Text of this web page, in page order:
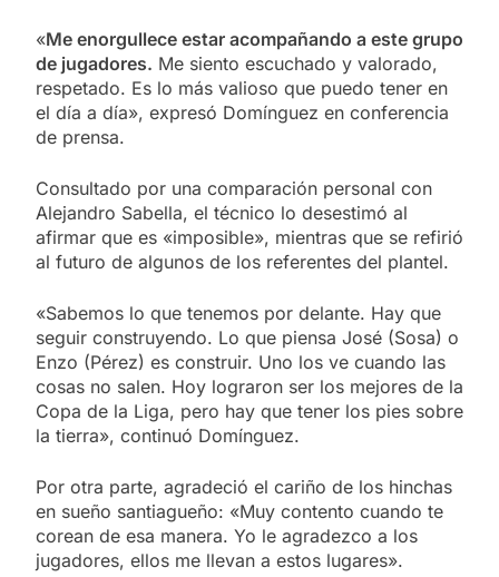
«Me enorgullece estar acompañando a este grupo
de jugadores. Me siento escuchado y valorado,
respetado. Es lo más valioso que puedo tener en
el día a día», expresó Domínguez en conferencia
de prensa.
Consultado por una comparación personal con
Alejandro Sabella, el técnico lo desestimó al
afirmar que es «imposible», mientras que se refirió
al futuro de algunos de los referentes del plantel.
«Sabemos lo que tenemos por delante. Hay que
seguir construyendo. Lo que piensa José (Sosa) o
Enzo (Pérez) es construir. Uno los ve cuando las
cosas no salen. Hoy lograron ser los mejores de la
Copa de la Liga, pero hay que tener los pies sobre
la tierra», continuó Domínguez.
Por otra parte, agradeció el cariño de los hinchas
en sueño santiagueño: «Muy contento cuando te
corean de esa manera. Yo le agradezco a los
jugadores, ellos me llevan a estos lugares».